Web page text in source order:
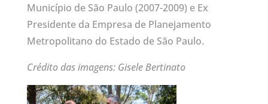
Município de São Paulo (2007-2009) e Ex
Presidente da Empresa de Planejamento
Metropolitano do Estado de São Paulo.
Crédito das imagens: Gisele Bertinato